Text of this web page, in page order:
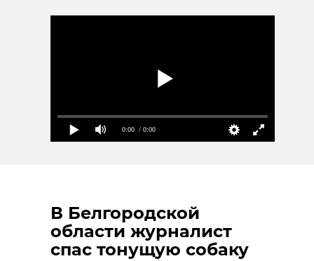
0:00 / 0:00
В Белгородской
области журналист
спас тонущую собаку